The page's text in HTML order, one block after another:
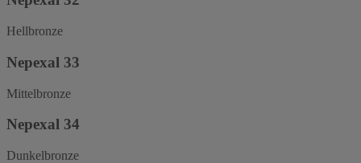
Hellbronze
Nepexal 33
Mittelbronze
Nepexal 34
Dunkelbronze